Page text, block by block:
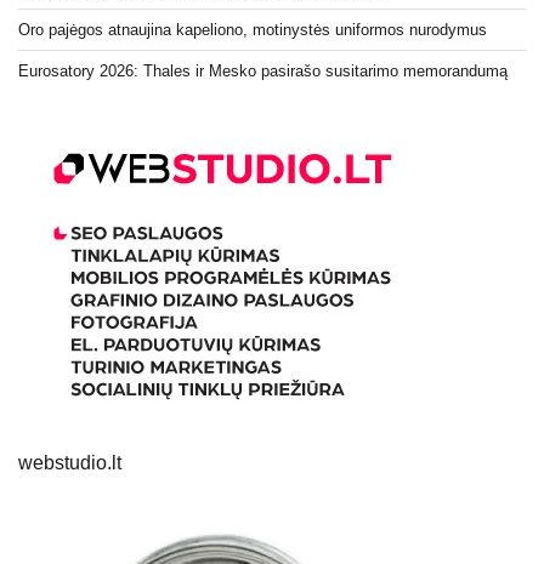
Oro pajėgos atnaujina kapeliono, motinystės uniformos nurodymus
Eurosatory 2026: Thales ir Mesko pasirašo susitarimo memorandumą
webstudio.lt